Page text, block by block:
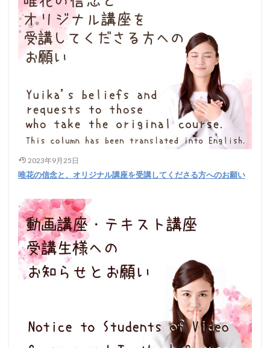
2023年9月25日
唯花の信念と、オリジナル講座を受講してくださる方へのお願い